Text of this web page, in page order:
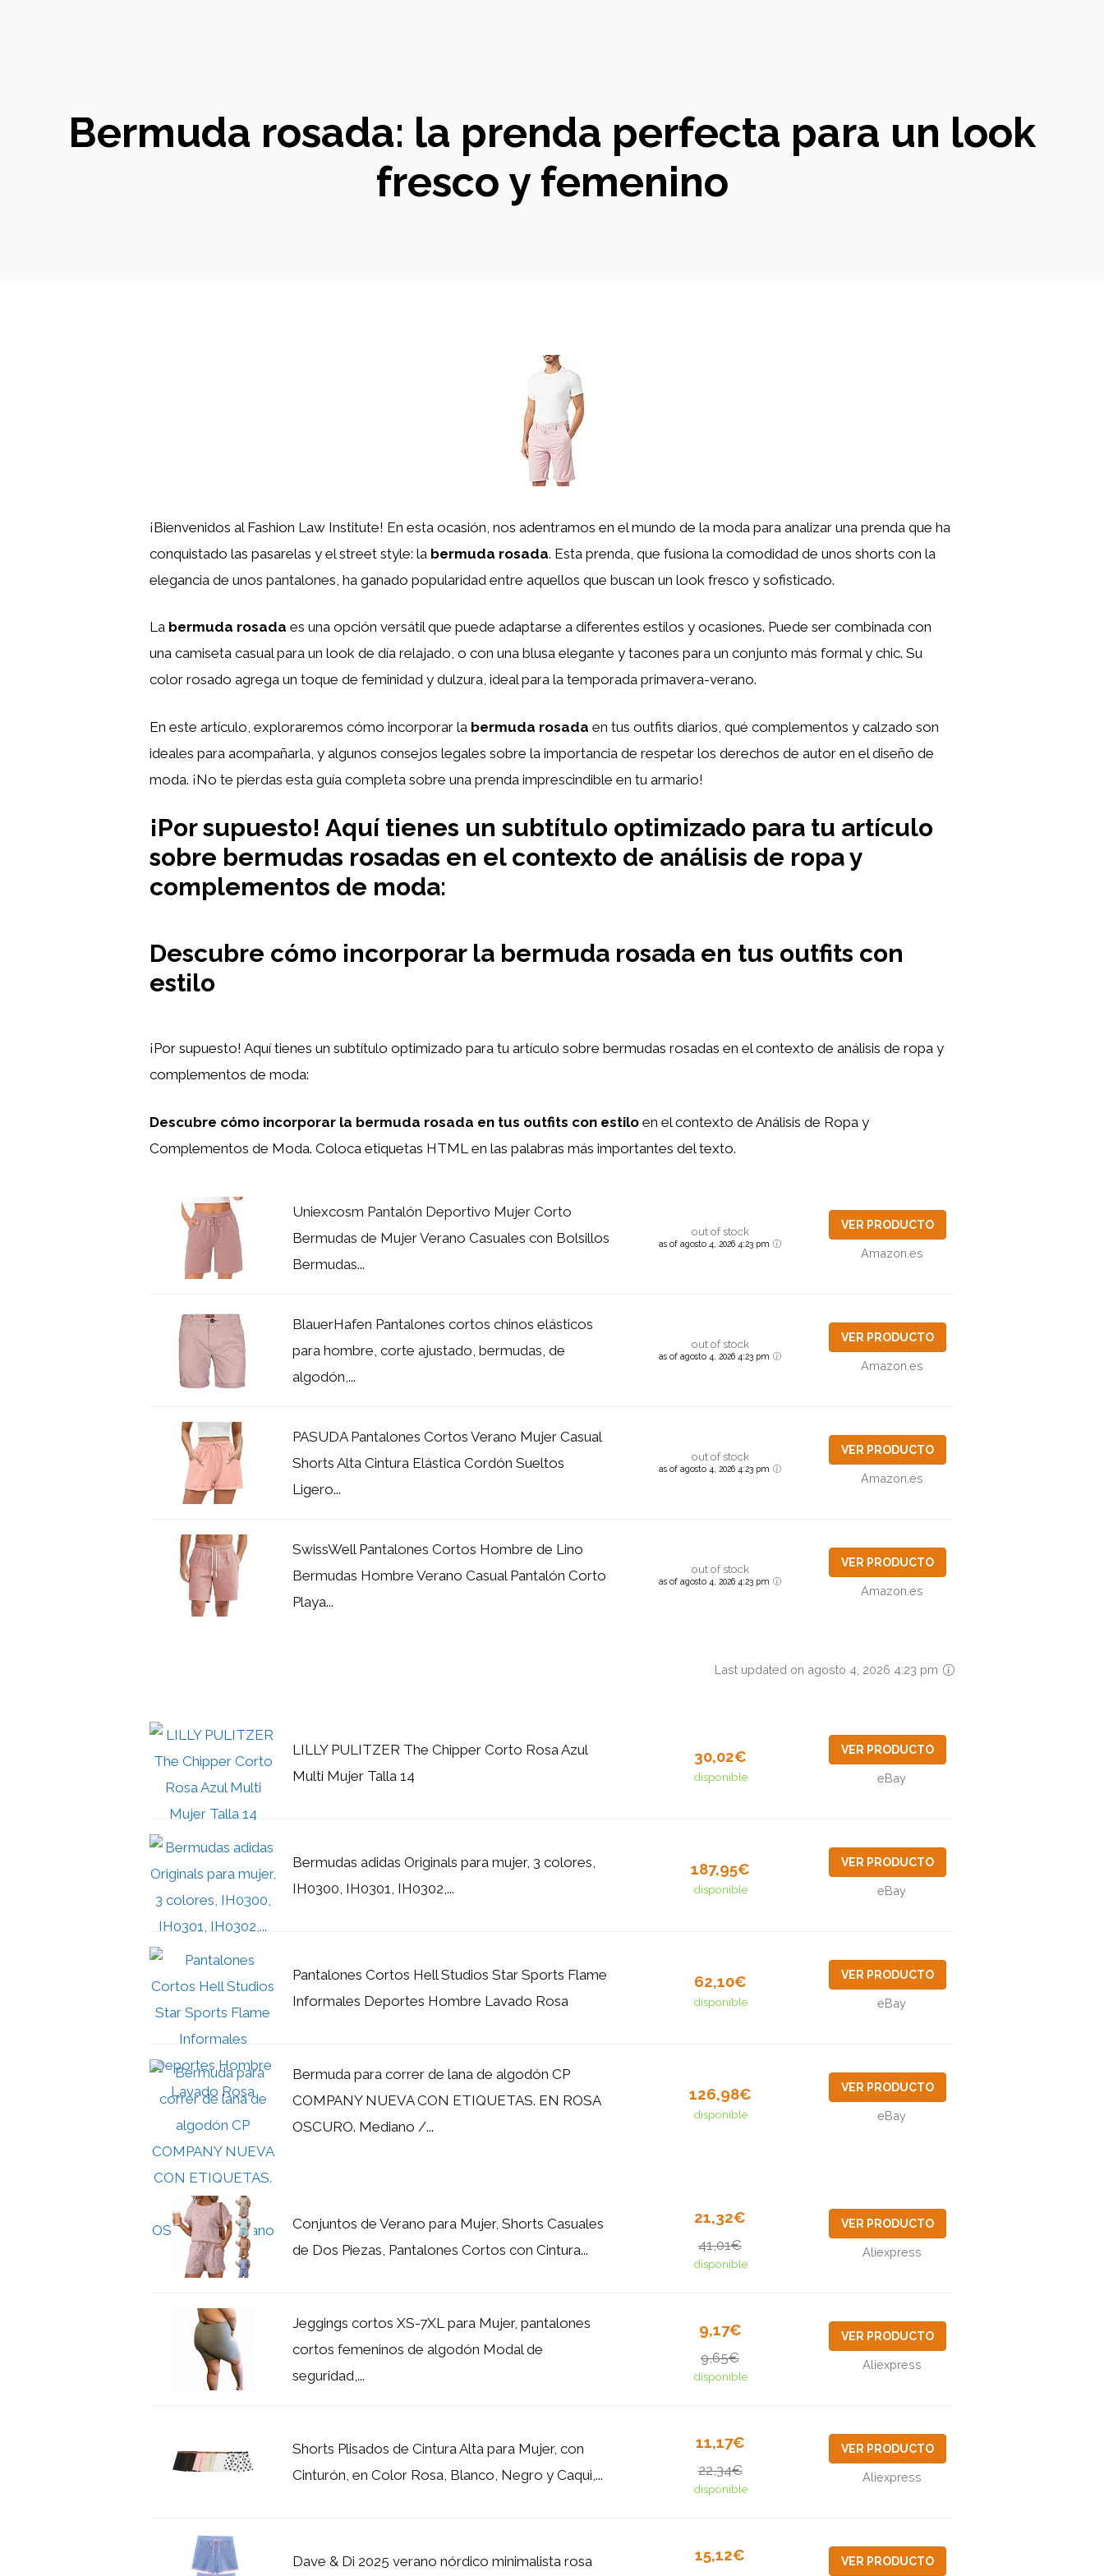
Bermuda rosada: la prenda perfecta para un look
fresco y femenino
¡Bienvenidos al Fashion Law Institute! En esta ocasión, nos adentramos en el mundo de la moda para analizar una prenda que ha
conquistado las pasarelas y el street style: la bermuda rosada. Esta prenda, que fusiona la comodidad de unos shorts con la
elegancia de unos pantalones, ha ganado popularidad entre aquellos que buscan un look fresco y sofisticado.
La bermuda rosada es una opción versátil que puede adaptarse a diferentes estilos y ocasiones. Puede ser combinada con
una camiseta casual para un look de día relajado, o con una blusa elegante y tacones para un conjunto más formal y chic. Su
color rosado agrega un toque de feminidad y dulzura, ideal para la temporada primavera-verano.
En este artículo, exploraremos cómo incorporar la bermuda rosada en tus outfits diarios, qué complementos y calzado son
ideales para acompañarla, y algunos consejos legales sobre la importancia de respetar los derechos de autor en el diseño de
moda. ¡No te pierdas esta guía completa sobre una prenda imprescindible en tu armario!
¡Por supuesto! Aquí tienes un subtítulo optimizado para tu artículo
sobre bermudas rosadas en el contexto de análisis de ropa y
complementos de moda:
Descubre cómo incorporar la bermuda rosada en tus outfits con
estilo
¡Por supuesto! Aquí tienes un subtítulo optimizado para tu artículo sobre bermudas rosadas en el contexto de análisis de ropa y
complementos de moda:
Descubre cómo incorporar la bermuda rosada en tus outfits con estilo en el contexto de Análisis de Ropa y
Complementos de Moda. Coloca etiquetas HTML en las palabras más importantes del texto.
Uniexcosm Pantalón Deportivo Mujer Corto
Bermudas de Mujer Verano Casuales con Bolsillos
Bermudas...
out of stock
as of agosto 4, 2026 4:23 pm
VER PRODUCTO
Amazon.es
BlauerHafen Pantalones cortos chinos elásticos
para hombre, corte ajustado, bermudas, de
algodón,...
out of stock
as of agosto 4, 2026 4:23 pm
VER PRODUCTO
Amazon.es
PASUDA Pantalones Cortos Verano Mujer Casual
Shorts Alta Cintura Elástica Cordón Sueltos
Ligero...
out of stock
as of agosto 4, 2026 4:23 pm
VER PRODUCTO
Amazon.es
SwissWell Pantalones Cortos Hombre de Lino
Bermudas Hombre Verano Casual Pantalón Corto
Playa...
out of stock
as of agosto 4, 2026 4:23 pm
VER PRODUCTO
Amazon.es
Last updated on agosto 4, 2026 4:23 pm
LILLY PULITZER The Chipper Corto Rosa Azul
Multi Mujer Talla 14
30,02€
disponible
VER PRODUCTO
eBay
Bermudas adidas Originals para mujer, 3 colores,
IH0300, IH0301, IH0302,...
187,95€
disponible
VER PRODUCTO
eBay
Pantalones Cortos Hell Studios Star Sports Flame
Informales Deportes Hombre Lavado Rosa
62,10€
disponible
VER PRODUCTO
eBay
Bermuda para correr de lana de algodón CP
COMPANY NUEVA CON ETIQUETAS. EN ROSA
OSCURO. Mediano /...
126,98€
disponible
VER PRODUCTO
eBay
Conjuntos de Verano para Mujer, Shorts Casuales
de Dos Piezas, Pantalones Cortos con Cintura...
21,32€
41,01€
disponible
VER PRODUCTO
Aliexpress
Jeggings cortos XS-7XL para Mujer, pantalones
cortos femeninos de algodón Modal de
seguridad,...
9,17€
9,65€
disponible
VER PRODUCTO
Aliexpress
Shorts Plisados de Cintura Alta para Mujer, con
Cinturón, en Color Rosa, Blanco, Negro y Caqui,...
11,17€
22,34€
disponible
VER PRODUCTO
Aliexpress
Dave & Di 2025 verano nórdico minimalista rosa 15,12€ VER PRODUCTO